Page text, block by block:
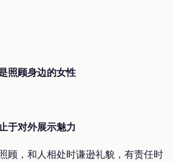
照顾身边的女性
于对外展示魅力
顾，和人相处时谦逊礼貌，有责任时